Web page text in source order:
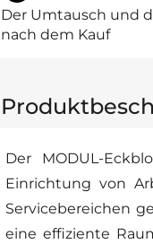
Der Umtausch und
nach dem Kauf
Der MODUL-
Einrichtung von
Servicebereichen
eine effiziente